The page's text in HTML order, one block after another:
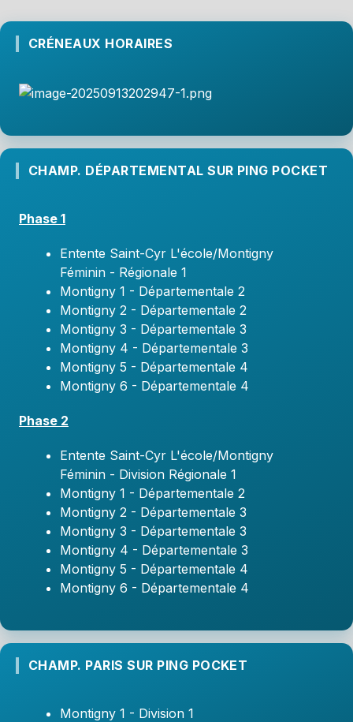
CRÉNEAUX HORAIRES
CHAMP. DÉPARTEMENTAL SUR PING POCKET
Phase 1
Entente Saint-Cyr L'école/Montigny
Féminin - Régionale 1
Montigny 1 - Départementale 2
Montigny 2 - Départementale 2
Montigny 3 - Départementale 3
Montigny 4 - Départementale 3
Montigny 5 - Départementale 4
Montigny 6 - Départementale 4
Phase 2
Entente Saint-Cyr L'école/Montigny
Féminin - Division Régionale 1
Montigny 1 - Départementale 2
Montigny 2 - Départementale 3
Montigny 3 - Départementale 3
Montigny 4 - Départementale 3
Montigny 5 - Départementale 4
Montigny 6 - Départementale 4
CHAMP. PARIS SUR PING POCKET
Montigny 1 - Division 1